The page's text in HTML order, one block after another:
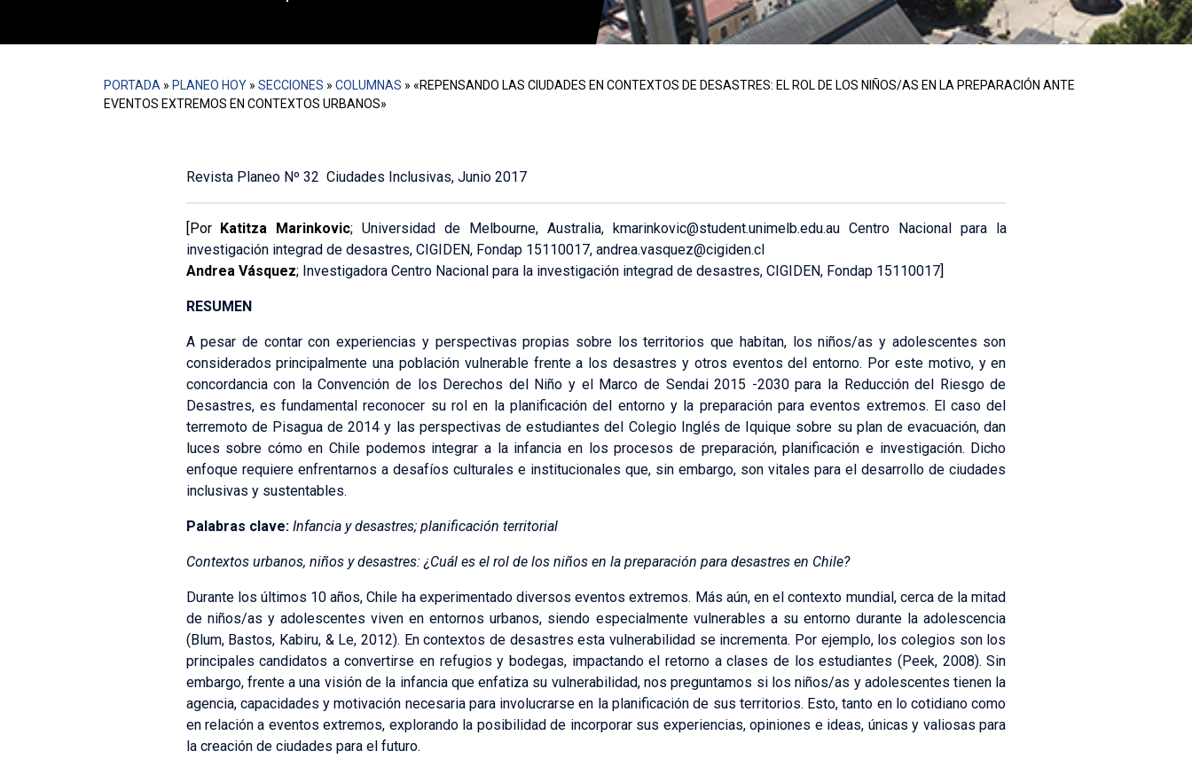
PORTADA » PLANEO HOY » SECCIONES » COLUMNAS » «REPENSANDO LAS CIUDADES EN CONTEXTOS DE DESASTRES: EL ROL DE LOS NIÑOS/AS EN LA PREPARACIÓN ANTE
EVENTOS EXTREMOS EN CONTEXTOS URBANOS»
Revista Planeo Nº 32 Ciudades Inclusivas, Junio 2017
[Por Katitza Marinkovic; Universidad de Melbourne, Australia, kmarinkovic@student.unimelb.edu.au Centro Nacional para la
investigación integrad de desastres, CIGIDEN, Fondap 15110017, andrea.vasquez@cigiden.cl
Andrea Vásquez; Investigadora Centro Nacional para la investigación integrad de desastres, CIGIDEN, Fondap 15110017]
RESUMEN
A pesar de contar con experiencias y perspectivas propias sobre los territorios que habitan, los niños/as y adolescentes son
considerados principalmente una población vulnerable frente a los desastres y otros eventos del entorno. Por este motivo, y en
concordancia con la Convención de los Derechos del Niño y el Marco de Sendai 2015 -2030 para la Reducción del Riesgo de
Desastres, es fundamental reconocer su rol en la planificación del entorno y la preparación para eventos extremos. El caso del
terremoto de Pisagua de 2014 y las perspectivas de estudiantes del Colegio Inglés de Iquique sobre su plan de evacuación, dan
luces sobre cómo en Chile podemos integrar a la infancia en los procesos de preparación, planificación e investigación. Dicho
enfoque requiere enfrentarnos a desafíos culturales e institucionales que, sin embargo, son vitales para el desarrollo de ciudades
inclusivas y sustentables.
Palabras clave: Infancia y desastres; planificación territorial
Contextos urbanos, niños y desastres: ¿Cuál es el rol de los niños en la preparación para desastres en Chile?
Durante los últimos 10 años, Chile ha experimentado diversos eventos extremos. Más aún, en el contexto mundial, cerca de la mitad
de niños/as y adolescentes viven en entornos urbanos, siendo especialmente vulnerables a su entorno durante la adolescencia
(Blum, Bastos, Kabiru, & Le, 2012). En contextos de desastres esta vulnerabilidad se incrementa. Por ejemplo, los colegios son los
principales candidatos a convertirse en refugios y bodegas, impactando el retorno a clases de los estudiantes (Peek, 2008). Sin
embargo, frente a una visión de la infancia que enfatiza su vulnerabilidad, nos preguntamos si los niños/as y adolescentes tienen la
agencia, capacidades y motivación necesaria para involucrarse en la planificación de sus territorios. Esto, tanto en lo cotidiano como
en relación a eventos extremos, explorando la posibilidad de incorporar sus experiencias, opiniones e ideas, únicas y valiosas para
la creación de ciudades para el futuro.